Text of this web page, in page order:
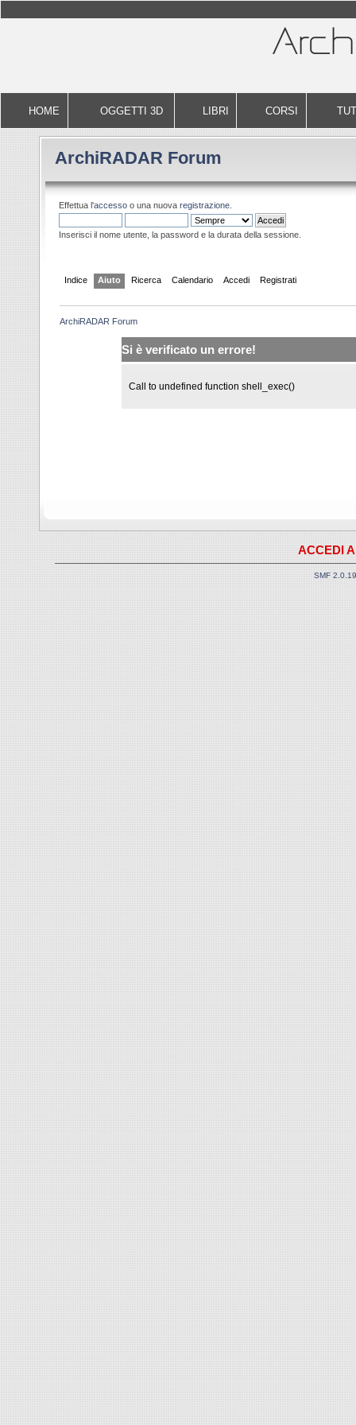
HOME OGGETTI 3D LIBRI CORSI
ArchiRADAR Forum
Effettua l'accesso o una nuova registrazione.
Inserisci il nome utente, la password e la durata della sessione.
Indice Aiuto Ricerca Calendario Accedi Registrati
ArchiRADAR Forum
Si è verificato un errore!
Call to undefined function shell_exec()
ACCEDI
SMF 2.0.19